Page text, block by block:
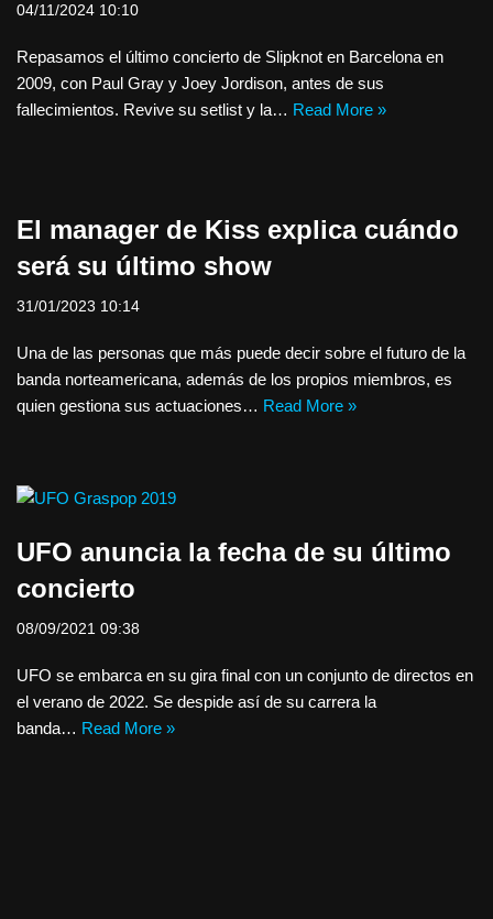
04/11/2024 10:10
Repasamos el último concierto de Slipknot en Barcelona en
2009, con Paul Gray y Joey Jordison, antes de sus
fallecimientos. Revive su setlist y la… Read More »
El manager de Kiss explica cuándo
será su último show
31/01/2023 10:14
Una de las personas que más puede decir sobre el futuro de la
banda norteamericana, además de los propios miembros, es
quien gestiona sus actuaciones… Read More »
UFO anuncia la fecha de su último
concierto
08/09/2021 09:38
UFO se embarca en su gira final con un conjunto de directos en
el verano de 2022. Se despide así de su carrera la
banda… Read More »